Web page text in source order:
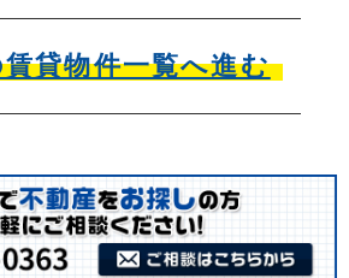
貸物件一覧へ進む